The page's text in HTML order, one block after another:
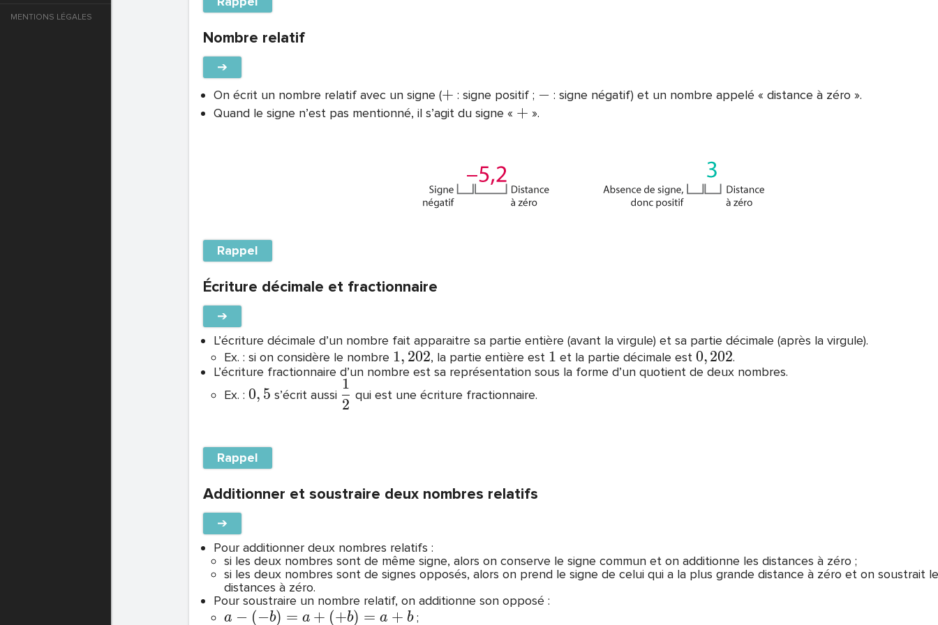
Nombre relatif
➔
On écrit un nombre relatif avec un signe (+ : signe positif ; − : signe négatif) et un nombre appelé « distance à zéro ».
Quand le signe n’est pas mentionné, il s’agit du signe « + ».
Rappel
Écriture décimale et fractionnaire
➔
L’écriture décimale d’un nombre fait apparaitre sa partie entière (avant la virgule) et sa partie décimale (après la virgule).
Ex. : si on considère le nombre 1, 202, la partie entière est 1 et la partie décimale est 0,202.
L’écriture fractionnaire d’un nombre est sa représentation sous la forme d’un quotient de deux nombres.
Ex. : 0, 5 s’écrit aussi
2
1
qui est une écriture fractionnaire.
Rappel
Additionner et soustraire deux nombres relatifs
➔
Pour additionner deux nombres relatifs :
si les deux nombres sont de même signe, alors on conserve le signe commun et on additionne les distances à zéro ;
si les deux nombres sont de signes opposés, alors on prend le signe de celui qui a la plus grande distance à zéro et on soustrait
distances à zéro.
Pour soustraire un nombre relatif, on additionne son opposé :
a − (−b) = a + (+b) = a + b;
MENTIONS LÉGALES